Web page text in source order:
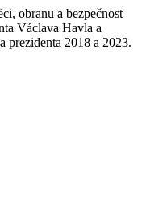
obranu a bezpečnost
Václava Havla a
prezidenta 2018 a 2023.